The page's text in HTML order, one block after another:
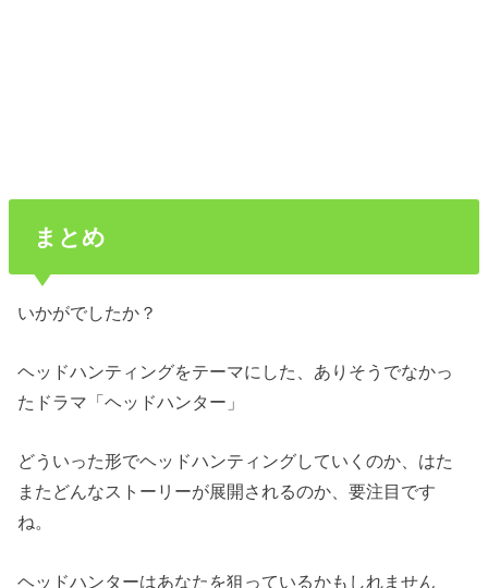
まとめ
いかがでしたか？
ヘッドハンティングをテーマにした、ありそうでなかっ
たドラマ「ヘッドハンター」
どういった形でヘッドハンティングしていくのか、はた
またどんなストーリーが展開されるのか、要注目です
ね。
ヘッドハンターはあなたを狙っているかもしれません